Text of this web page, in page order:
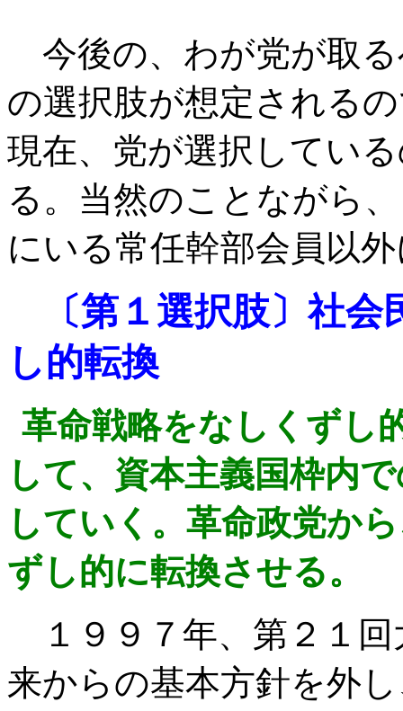
今後の、わが党が取
の選択肢が想定される
現在、党が選択してい
る。当然のことながら
にいる常任幹部会員以
〔第１選択肢〕社
し的転換
革命戦略をなしくずし
して、資本主義国枠内
していく。革命政党か
ずし的に転換させる。
１９９７年、第２１回
来からの基本方針を外